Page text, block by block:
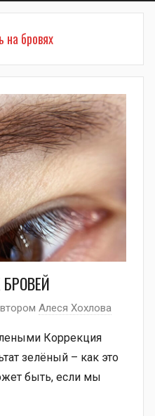
на бровях
Алеся Хохлова
Коррекция
зелёный – как это
быть, если мы